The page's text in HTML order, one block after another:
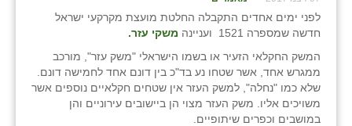
לפני ימים אחדים התקבלה החלטת מועצת מקרקעי ישראל
חדשה שמספרה 1521 ועניינה
משקי עזר.
המשק החקלאי הזעיר או בשמו הישראלי "משק עזר", מורכב
ממגרש אחד, אשר שטחו נע בד"כ בין דונם אחד לחמישה דונם.
שלא כמו "נחלה", למשק העזר אין שטחים חקלאיים נוספים אשר
משויכים אליו. משק העזר מצוי הן ביישובים עירוניים והן
במושבים וכפרים שיתופיים.